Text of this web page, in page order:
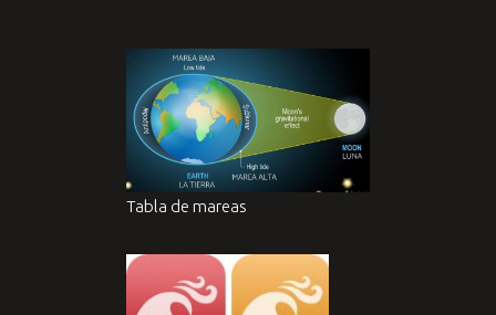
Tabla de mareas